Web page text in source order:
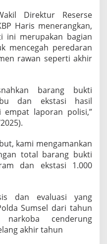
Direktur Reserse
Haris menerangkan,
ini merupakan bagian
mencegah peredaran
rawan seperti akhir
barang bukti
dan ekstasi hasil
empat laporan polisi,”
kami mengamankan
total barang bukti
dan ekstasi 1.000
dan evaluasi yang
Sumsel dari tahun
cenderung
akhir tahun